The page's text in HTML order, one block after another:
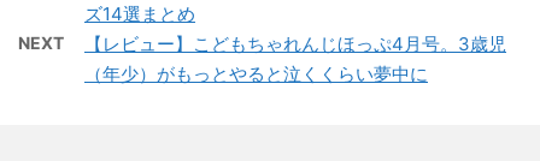
ズ14選まとめ
NEXT
【レビュー】こどもちゃれんじほっぷ4月号。3歳児
（年少）がもっとやると泣くくらい夢中に